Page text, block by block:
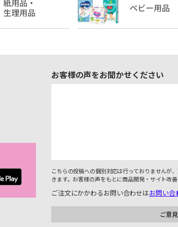
お客様の声をお聞かせください
こちらの投稿への個別対応は行っておりませんが
きます。お客様の声をもとに商品開発・サイト改善
ご注文にかかわるお問い合わせはお問い合